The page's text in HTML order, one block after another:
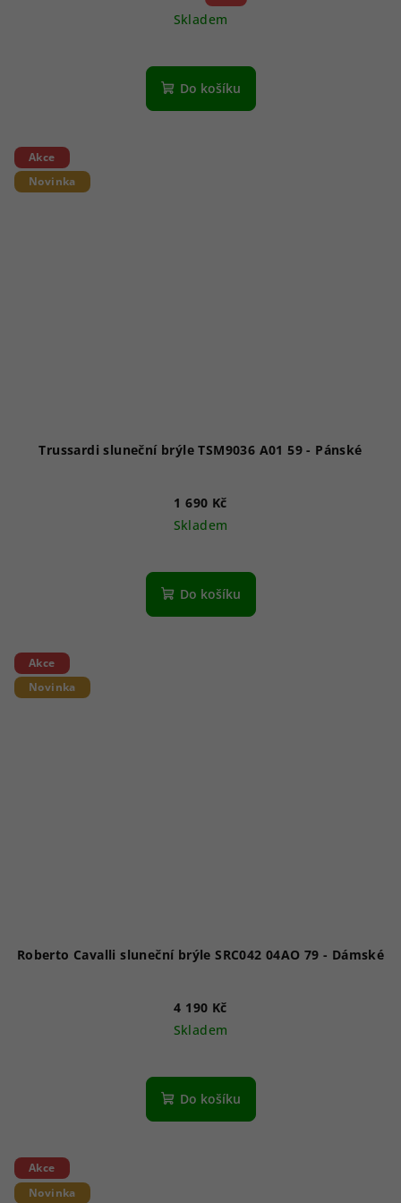
Skladem
Do košíku
Akce
Novinka
Trussardi sluneční brýle TSM9036 A01 59 - Pánské
1 690 Kč
Skladem
Do košíku
Akce
Novinka
Roberto Cavalli sluneční brýle SRC042 04AO 79 - Dámské
4 190 Kč
Skladem
Do košíku
Akce
Novinka